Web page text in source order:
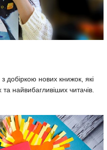
нових книжок, які
найвибагливіших читачів.